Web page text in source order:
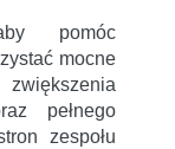
pomóc
mocne
pełnego
zespołu